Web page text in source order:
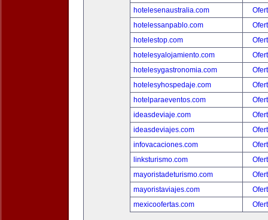
hotelesenaustralia.com
hotelessanpablo.com
hotelestop.com
hotelesyalojamiento.com
hotelesygastronomia.com
hotelesyhospedaje.com
hotelparaeventos.com
ideasdeviaje.com
ideasdeviajes.com
infovacaciones.com
linksturismo.com
mayoristadeturismo.com
mayoristaviajes.com
mexicoofertas.com